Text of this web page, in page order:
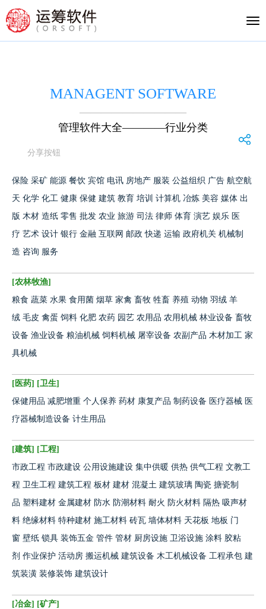
MANAGENT SOFTWARE
——————————
管理软件大全————行业分类
分享按钮
保险 采矿 能源 餐饮 宾馆 电讯 房地产 服装 公益组织 广告 航空航
天 化学 化工 健康 保健 建筑 教育 培训 计算机 冶炼 美容 媒体 出
版 木材 造纸 零售 批发 农业 旅游 司法 律师 体育 演艺 娱乐 医
疗 艺术 设计 银行 金融 互联网 邮政 快递 运输 政府机关 机械制
造 咨询 服务
[农林牧渔]
粮食 蔬菜 水果 食用菌 烟草 家禽 畜牧 牲畜 养殖 动物 羽绒 羊
绒 毛皮 禽蛋 饲料 化肥 农药 园艺 农用品 农用机械 林业设备 畜牧
设备 渔业设备 粮油机械 饲料机械 屠宰设备 农副产品 木材加工 家
具机械
[ 医药] [卫生]
保健用品 减肥增重 个人保养 药材 康复产品 制药设备 医疗器械 医
疗器械制造设备 计生用品
[建筑] [工程]
市政工程 市政建设 公用设施建设 集中供暖 供热 供气工程 文教工
程 卫生工程 建筑工程 板材 建材 混凝土 建筑玻璃 陶瓷 搪瓷制
品 塑料建材 金属建材 防水 防潮材料 耐火 防火材料 隔热 吸声材
料 绝缘材料 特种建材 施工材料 砖瓦 墙体材料 天花板 地板 门
窗 壁纸 锁具 装饰五金 管件 管材 厨房设施 卫浴设施 涂料 胶粘
剂 作业保护 活动房 搬运机械 建筑设备 木工机械设备 工程承包 建
筑装潢 装修装饰 建筑设计
[冶金] [矿产]